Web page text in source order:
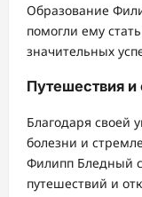
Образование
помогли ему
значительных
Путешествия и
Благодаря своей
болезни и
Филипп Бледный
путешествий и